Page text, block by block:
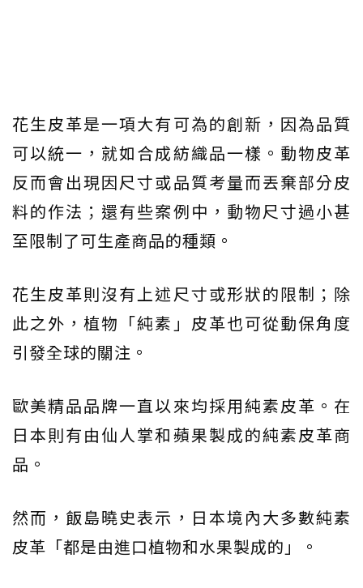
花生皮革是一項大有可為的創新，因為品質
可以統一，就如合成紡織品一樣。動物皮革
反而會出現因尺寸或品質考量而丟棄部分皮
料的作法；還有些案例中，動物尺寸過小甚
至限制了可生產商品的種類。
花生皮革則沒有上述尺寸或形狀的限制；除
此之外，植物「純素」皮革也可從動保角度
引發全球的關注。
歐美精品品牌一直以來均採用純素皮革。在
日本則有由仙人掌和蘋果製成的純素皮革商
品。
然而，飯島曉史表示，日本境內大多數純素
皮革「都是由進口植物和水果製成的」。